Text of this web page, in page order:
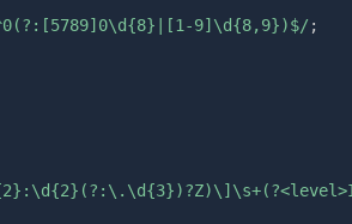
9]\d{8,9})$/ ;